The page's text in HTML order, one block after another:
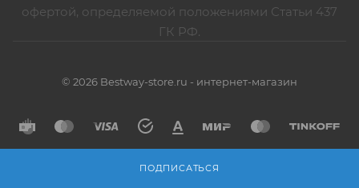
ПОДПИСАТЬСЯ
офертой, определяемой положениями Статьи 437
ГК РФ.
© 2026 Bestway-store.ru - интернет-магазин